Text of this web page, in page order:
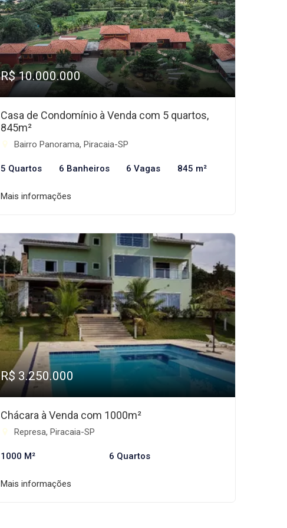
R$ 10.000.000
Casa de Condomínio à Venda com 5 quartos,
845m²
Bairro Panorama, Piracaia-SP
5 Quartos 6 Banheiros 6 Vagas 845 m²
Mais informações
R$ 3.250.000
Chácara à Venda com 1000m²
Represa, Piracaia-SP
1000 M² 6 Quartos
Mais informações